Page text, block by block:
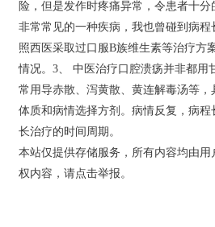
险，但是发作时疼痛异常，令患者十
非常常见的一种疾病，我也曾碰到病程
照西医采取过口服B族维生素等治疗方
情况。3、 中医治疗口腔溃疡并非都用
常用导赤散、泻黄散、黄连解毒汤等
体质和病情选择方剂。病情反复，病
长治疗的时间周期。
本站仅提供存储服务，所有内容均由
权内容，请点击举报。